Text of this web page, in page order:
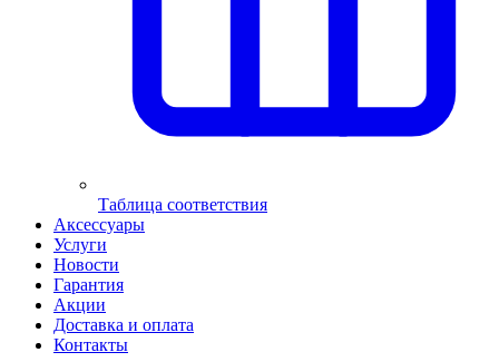
Таблица соответствия
Аксессуары
Услуги
Новости
Гарантия
Акции
Доставка и оплата
Контакты